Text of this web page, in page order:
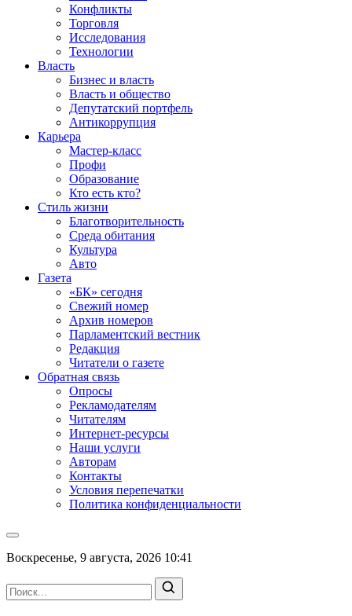
Конфликты
Торговля
Исследования
Технологии
Власть
Бизнес и власть
Власть и общество
Депутатский портфель
Антикоррупция
Карьера
Мастер-класс
Профи
Образование
Кто есть кто?
Стиль жизни
Благотворительность
Среда обитания
Культура
Авто
Газета
«БК» сегодня
Свежий номер
Архив номеров
Парламентский вестник
Редакция
Читатели о газете
Обратная связь
Опросы
Рекламодателям
Читателям
Интернет-ресурсы
Наши услуги
Авторам
Контакты
Условия перепечатки
Политика конфиденциальности
Воскресенье, 9 августа, 2026 10:41